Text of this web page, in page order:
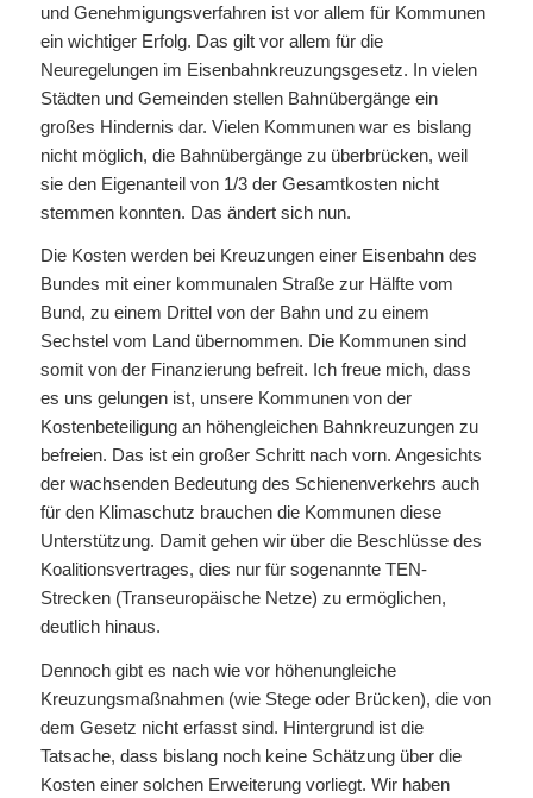
und Genehmigungsverfahren ist vor allem für Kommunen
ein wichtiger Erfolg. Das gilt vor allem für die
Neuregelungen im Eisenbahnkreuzungsgesetz. In vielen
Städten und Gemeinden stellen Bahnübergänge ein
großes Hindernis dar. Vielen Kommunen war es bislang
nicht möglich, die Bahnübergänge zu überbrücken, weil
sie den Eigenanteil von 1/3 der Gesamtkosten nicht
stemmen konnten. Das ändert sich nun.
Die Kosten werden bei Kreuzungen einer Eisenbahn des
Bundes mit einer kommunalen Straße zur Hälfte vom
Bund, zu einem Drittel von der Bahn und zu einem
Sechstel vom Land übernommen. Die Kommunen sind
somit von der Finanzierung befreit. Ich freue mich, dass
es uns gelungen ist, unsere Kommunen von der
Kostenbeteiligung an höhengleichen Bahnkreuzungen zu
befreien. Das ist ein großer Schritt nach vorn. Angesichts
der wachsenden Bedeutung des Schienenverkehrs auch
für den Klimaschutz brauchen die Kommunen diese
Unterstützung. Damit gehen wir über die Beschlüsse des
Koalitionsvertrages, dies nur für sogenannte TEN-
Strecken (Transeuropäische Netze) zu ermöglichen,
deutlich hinaus.
Dennoch gibt es nach wie vor höhenungleiche
Kreuzungsmaßnahmen (wie Stege oder Brücken), die von
dem Gesetz nicht erfasst sind. Hintergrund ist die
Tatsache, dass bislang noch keine Schätzung über die
Kosten einer solchen Erweiterung vorliegt. Wir haben